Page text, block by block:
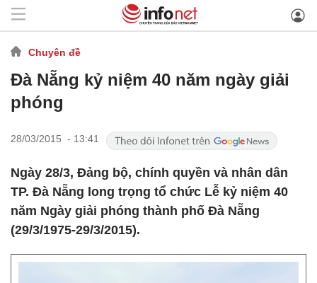
Chuyên đề
Đà Nẵng kỷ niệm 40 năm ngày giải
phóng
28/03/2015 - 13:41
Ngày 28/3, Đảng bộ, chính quyền và nhân dân
TP. Đà Nẵng long trọng tổ chức Lễ kỷ niệm 40
năm Ngày giải phóng thành phố Đà Nẵng
(29/3/1975-29/3/2015).